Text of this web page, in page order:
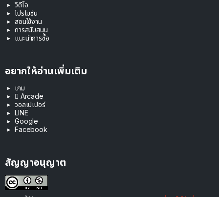
วิดีโอ
โปรโมชัน
สอนใช้งาน
การสนับสนุน
แนะนำการซื้อ
อยากให้อ่านเพิ่มเติม
เกม
 Arcade
วอลเปเปอร์
LINE
Google
Facebook
สัญญาอนุญาต